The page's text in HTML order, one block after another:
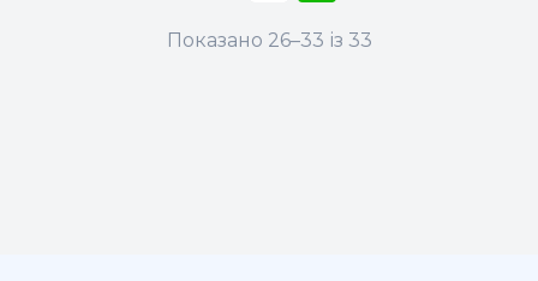
варіантів.
Показано 26–33 із 33